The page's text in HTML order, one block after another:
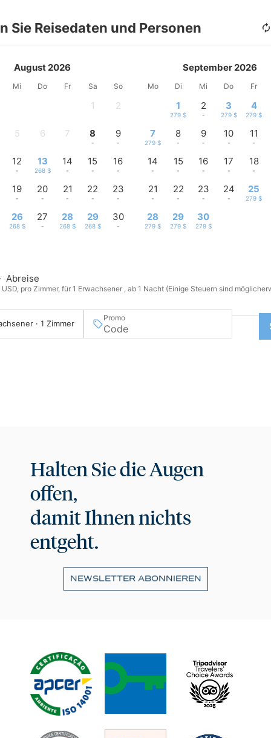
Sie Reisedaten und Personen
August 2026
Mi Do Fr Sa So
1 2
5 6 7 8
-
9
-
12
-
13
268 $
14
-
15
-
16
-
19
-
20
-
21
-
22
-
23
-
26
268 $
27
-
28
268 $
29
268 $
30
-
September 2026
Mo Di Mi Do Fr
1
279 $
2
-
3
279 $
4
279 $
7
279 $
8
-
9
-
10
-
11
-
14
-
15
-
16
-
17
-
18
-
21
-
22
-
23
-
24
-
25
279 $
28
279 $
29
279 $
30
279 $
Abreise
pro Zimmer, für 1 Erwachsener , ab 1 Nacht (Einige Steuern sind
· 1 Zimmer
Promo
Halten Sie die Augen
offen,
damit Ihnen nichts
entgeht.
NEWSLETTER ABONNIEREN